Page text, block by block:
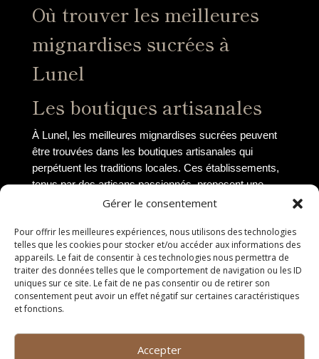
Gérer le consentement
Pour offrir les meilleures expériences, nous utilisons des technologies
telles que les cookies pour stocker et/ou accéder aux informations des
appareils. Le fait de consentir à ces technologies nous permettra de
traiter des données telles que le comportement de navigation ou les ID
uniques sur ce site. Le fait de ne pas consentir ou de retirer son
consentement peut avoir un effet négatif sur certaines caractéristiques
et fonctions.
Accepter
Où trouver les meilleures
mignardises sucrées à
Lunel
Les boutiques artisanales
À Lunel, les meilleures mignardises sucrées peuvent
être trouvées dans les boutiques artisanales qui
perpétuent les traditions locales. Ces établissements,
tenus par des artisans passionnés, proposent une
large variété de mignardises confectionnées avec soin
Les marchés
hebdomadaires
Les marchés hebdomadaires de Lunel sont également
mignardises sucrées de qualité. Les producteurs
locaux y proposent des douceurs sucrées typiques de